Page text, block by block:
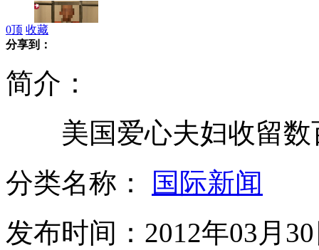
贵州织金86名小学生疑似早餐中毒
0顶 收藏
分享到：
简介：
美国爱心夫妇收留数
分类名称：
国际新闻
发布时间：2012年03月